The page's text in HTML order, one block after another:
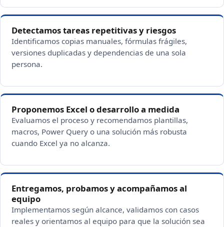
Detectamos tareas repetitivas y riesgos
Identificamos copias manuales, fórmulas frágiles,
versiones duplicadas y dependencias de una sola
persona.
Proponemos Excel o desarrollo a medida
Evaluamos el proceso y recomendamos plantillas,
macros, Power Query o una solución más robusta
cuando Excel ya no alcanza.
Entregamos, probamos y acompañamos al
equipo
Implementamos según alcance, validamos con casos
reales y orientamos al equipo para que la solución sea